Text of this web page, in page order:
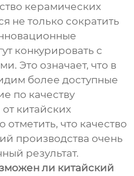
керамических
не только сократить
конкурировать с
Это означает, что в
более доступные
по качеству
китайских
что качество
производства очень
результат.
ли китайский